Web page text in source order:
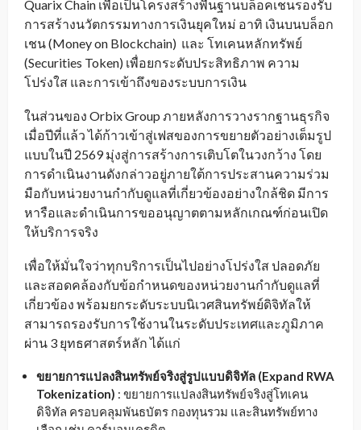
Quarix Chain เพื่อเป็นโครงสร้างพื้นฐานบล็อคเชนรองรับ
การสร้างนวัตกรรมทางการเงินยุคใหม่ อาทิ เงินบนบล็อก
เชน (Money on Blockchain) และ โทเคนหลักทรัพย์
(Securities Token) เพื่อยกระดับประสิทธิภาพ ความ
โปร่งใส และการเข้าถึงของระบบการเงิน
ในส่วนของ Orbix Group ภายหลังการวางรากฐานธุรกิจ
เมื่อปีที่แล้ว ได้ก้าวเข้าสู่เฟสของการขยายตัวอย่างเต็มรูป
แบบในปี 2569 มุ่งสู่การสร้างการเติบโตในวงกว้าง โดย
การดำเนินงานดังกล่าวอยู่ภายใต้การประสานความร่วม
มือกับหน่วยงานกำกับดูแลที่เกี่ยวข้องอย่างใกล้ชิด มีการ
หารือและดำเนินการขออนุญาตตามหลักเกณฑ์ก่อนเปิด
ให้บริการจริง
เพื่อให้มั่นใจว่าทุกบริการเป็นไปอย่างโปร่งใส ปลอดภัย
และสอดคล้องกับข้อกำหนดของหน่วยงานกำกับดูแลที่
เกี่ยวข้อง พร้อมยกระดับระบบนิเวศสินทรัพย์ดิจิทัลให้
สามารถรองรับการใช้งานในระดับประเทศและภูมิภาค
ผ่าน 3 ยุทธศาสตร์หลัก ได้แก่
ขยายการแปลงสินทรัพย์จริงสู่รูปแบบดิจิทัล (Expand RWA
Tokenization) : ขยายการแปลงสินทรัพย์จริงสู่โทเคน
ดิจิทัล ครอบคลุมพันธบัตร กองทุนรวม และสินทรัพย์ทาง